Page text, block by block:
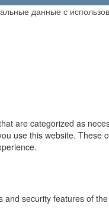
данные с
are categorized as
use this website. These
security features of